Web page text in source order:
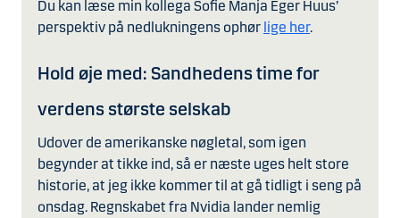
Du kan læse min kollega Sofie Manja Eger Huus’
perspektiv på nedlukningens ophør lige her.
Hold øje med: Sandhedens time for
verdens største selskab
Udover de amerikanske nøgletal, som igen
begynder at tikke ind, så er næste uges helt store
historie, at jeg ikke kommer til at gå tidligt i seng på
onsdag. Regnskabet fra Nvidia lander nemlig